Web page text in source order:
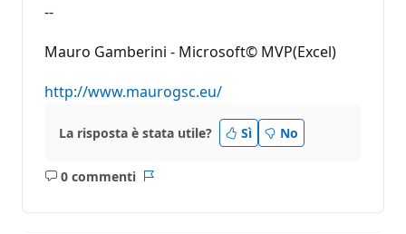
--
Mauro Gamberini - Microsoft© MVP(Excel)
http://www.maurogsc.eu/
La risposta è stata utile? Sì No
0 commenti
Nessun